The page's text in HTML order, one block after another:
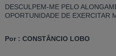
DESCULPEM-ME PELO
OPORTUNIDADE DE EXERCITAR
Por : CONSTÂNCIO LOBO